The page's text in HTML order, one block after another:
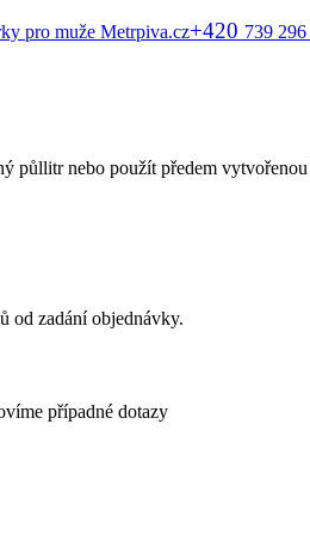
pro muže Metrpiva.cz+420 739
půllitr nebo použít předem vytvořenou
od zadání objednávky.
případné dotazy